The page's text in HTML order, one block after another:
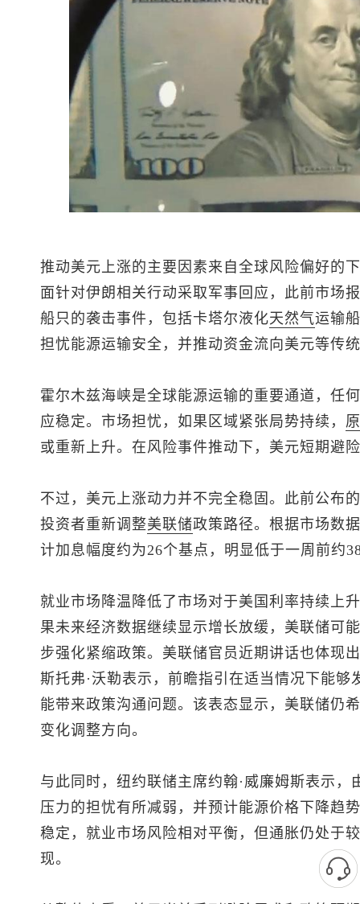
推动美元上涨的主要因素来自全球风险偏好的
面针对伊朗相关行动采取军事回应，此前市场
船只的袭击事件，包括卡塔尔液化天然气运输
担忧能源运输安全，并推动资金流向美元等传
霍尔木兹海峡是全球能源运输的重要通道，任
应稳定。市场担忧，如果区域紧张局势持续，
或重新上升。在风险事件推动下，美元短期避
不过，美元上涨动力并不完全稳固。此前公布
投资者重新调整美联储政策路径。根据市场数
计加息幅度约为26个基点，明显低于一周前约
就业市场降温降低了市场对于美国利率持续上
果未来经济数据继续显示增长放缓，美联储可
步强化紧缩政策。美联储官员近期讲话也体现
斯托弗·沃勒表示，前瞻指引在适当情况下能
能带来政策沟通问题。该表态显示，美联储仍
变化调整方向。
与此同时，纽约联储主席约翰·威廉姆斯表示
压力的担忧有所减弱，并预计能源价格下降趋
稳定，就业市场风险相对平衡，但通胀仍处于
现。